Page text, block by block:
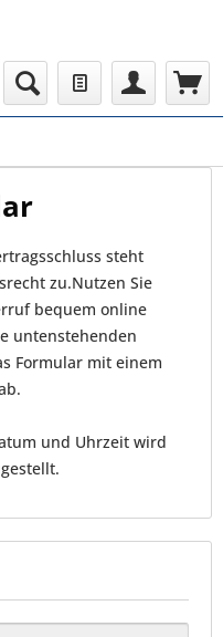
steht
zu.Nutzen Sie
bequem online
untenstehenden
Formular mit einem
und Uhrzeit wird